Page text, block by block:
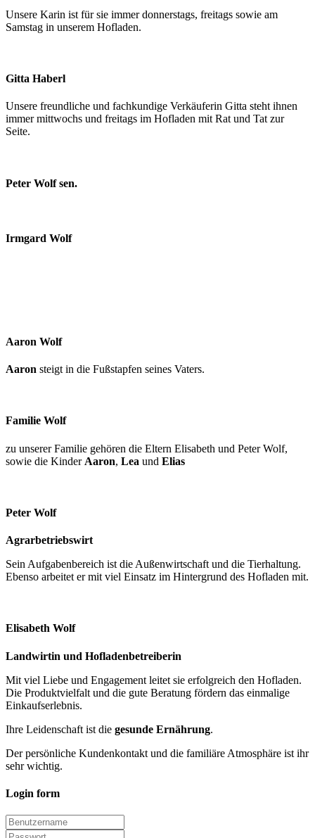
Unsere Karin ist für sie immer donnerstags, freitags sowie am
Samstag in unserem Hofladen.
Gitta Haberl
Unsere freundliche und fachkundige Verkäuferin Gitta steht ihnen
immer mittwochs und freitags im Hofladen mit Rat und Tat zur
Seite.
Peter Wolf sen.
Irmgard Wolf
Aaron Wolf
Aaron steigt in die Fußstapfen seines Vaters.
Familie Wolf
zu unserer Familie gehören die Eltern Elisabeth und Peter Wolf,
sowie die Kinder Aaron, Lea und Elias
Peter Wolf
Agrarbetriebswirt
Sein Aufgabenbereich ist die Außenwirtschaft und die Tierhaltung.
Ebenso arbeitet er mit viel Einsatz im Hintergrund des Hofladen mit.
Elisabeth Wolf
Landwirtin und Hofladenbetreiberin
Mit viel Liebe und Engagement leitet sie erfolgreich den Hofladen.
Die Produktvielfalt und die gute Beratung fördern das einmalige
Einkaufserlebnis.
Ihre Leidenschaft ist die gesunde Ernährung.
Der persönliche Kundenkontakt und die familiäre Atmosphäre ist ihr
sehr wichtig.
Login form